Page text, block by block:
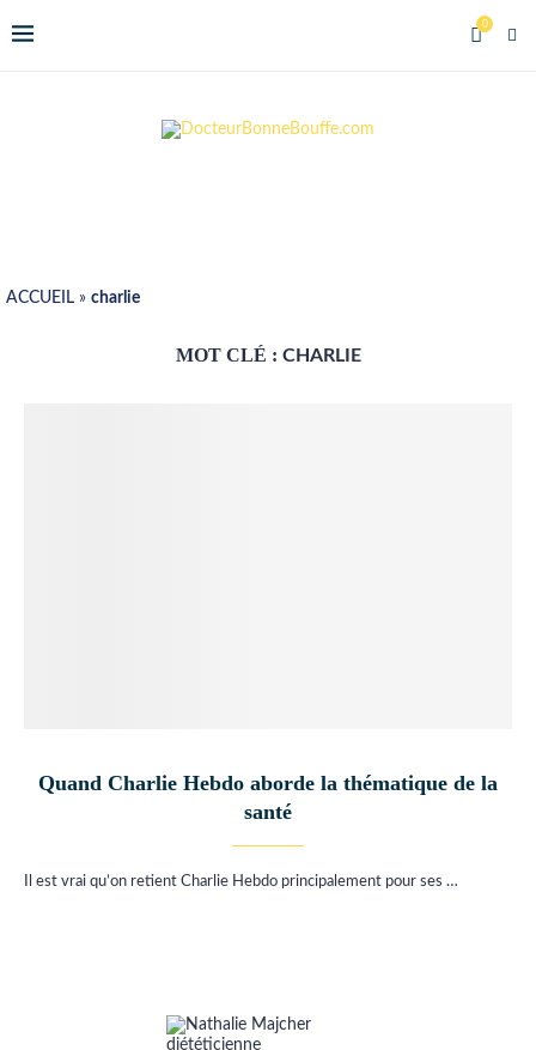
0
ACCUEIL » charlie
MOT CLÉ : CHARLIE
Quand Charlie Hebdo aborde la thématique de la
santé
Il est vrai qu’on retient Charlie Hebdo principalement pour ses …